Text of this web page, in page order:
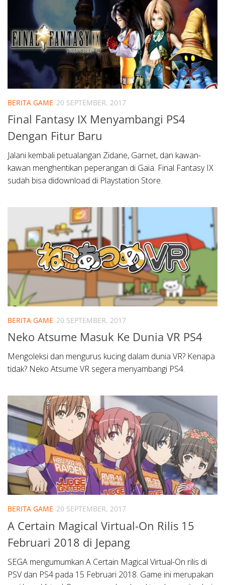
BERITA GAME 20 SEPTEMBER, 2017
Final Fantasy IX Menyambangi PS4
Dengan Fitur Baru
Jalani kembali petualangan Zidane, Garnet, dan kawan-
kawan menghentikan peperangan di Gaia. Final Fantasy IX
sudah bisa didownload di Playstation Store.
BERITA GAME 20 SEPTEMBER, 2017
Neko Atsume Masuk Ke Dunia VR PS4
Mengoleksi dan mengurus kucing dalam dunia VR? Kenapa
tidak? Neko Atsume VR segera menyambangi PS4.
BERITA GAME 20 SEPTEMBER, 2017
A Certain Magical Virtual-On Rilis 15
Februari 2018 di Jepang
SEGA mengumumkan A Certain Magical Virtual-On rilis di
PSV dan PS4 pada 15 Februari 2018. Game ini merupakan